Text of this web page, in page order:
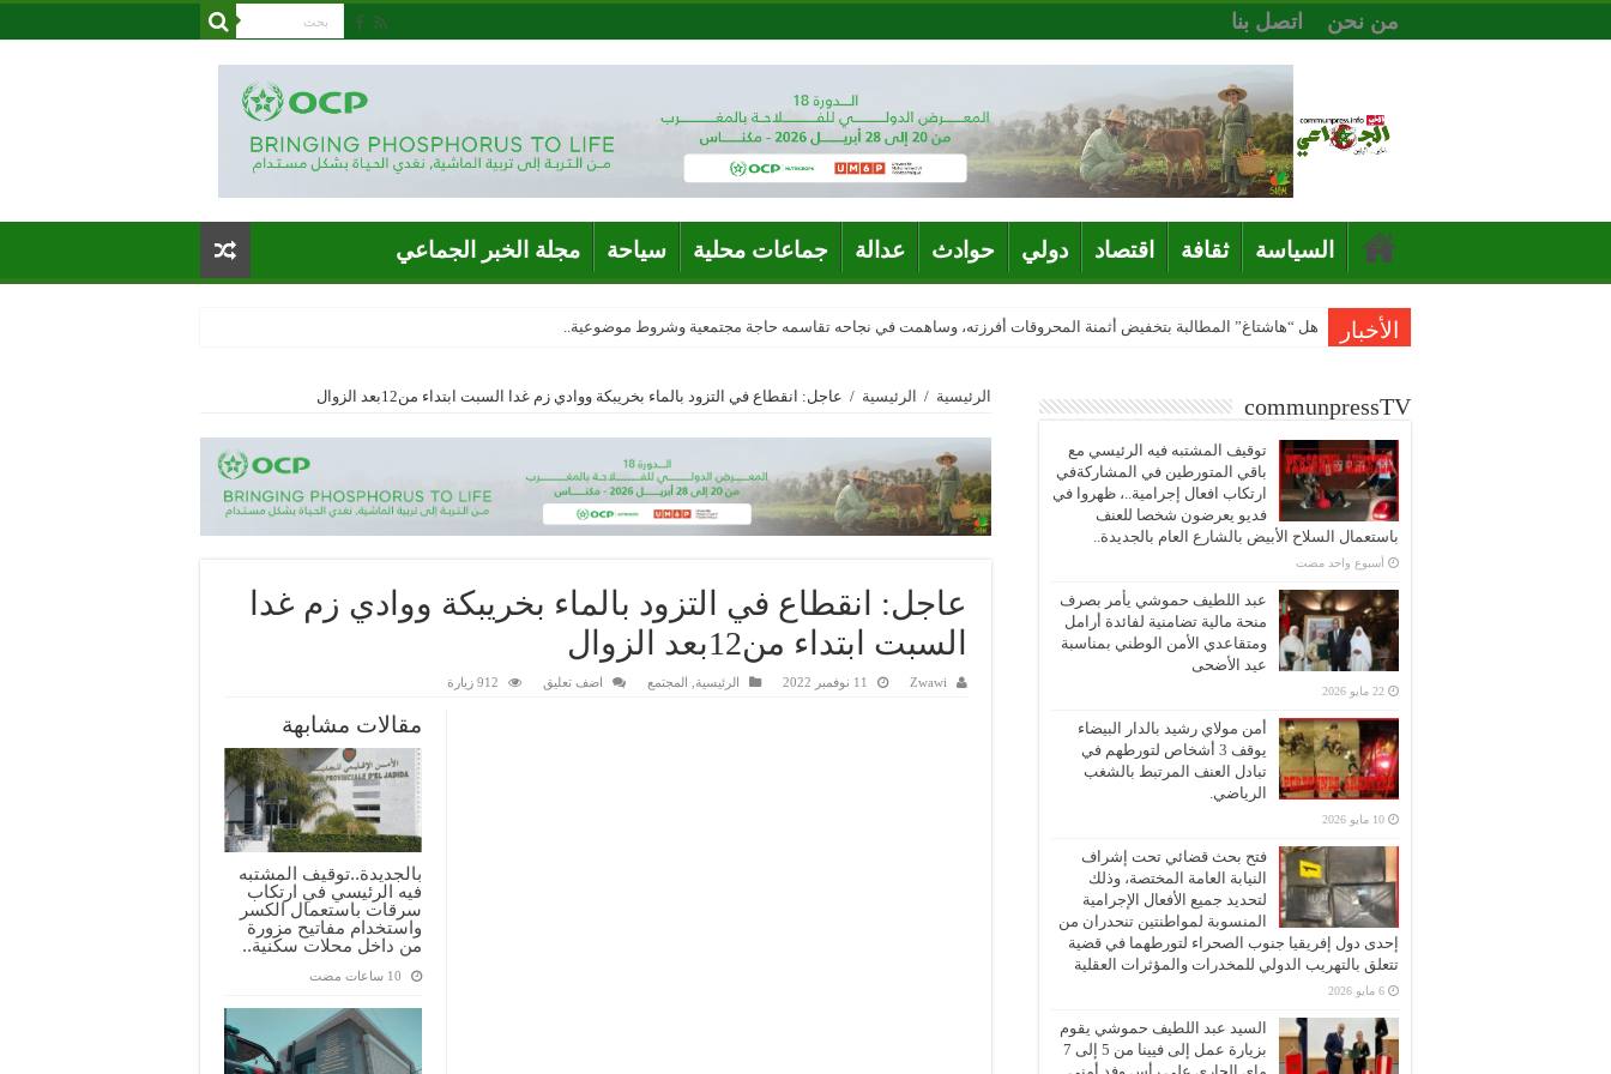
من نحن اتصل بنا
السياسة ثقافة اقتصاد دولي حوادث عدالة جماعات محلية سياحة مجلة الخبر الجماعي
الأخبار هل “هاشتاغ” المطالبة بتخفيض أثمنة المحروقات أفرزته، وساهمت في نجاحه تقاسمه حاجة مجتمعية وشروط موضوعية..
الرئيسية / الرئيسية / عاجل: انقطاع في التزود بالماء بخريبكة ووادي زم غدا السبت ابتداء من12بعد الزوال
عاجل: انقطاع في التزود بالماء بخريبكة ووادي زم غدا
السبت ابتداء من12بعد الزوال
Zwawi 11 نوفمبر 2022 الرئيسية المجتمع اضف تعليق 912 زيارة
مقالات مشابهة
بالجديدة..توقيف المشتبه
فيه الرئيسي في ارتكاب
سرقات باستعمال الكسر
واستخدام مفاتيح مزورة
من داخل محلات سكنية..
communpressTV
توقيف المشتبه فيه الرئيسي مع
باقي المتورطين في المشاركةفي
ارتكاب افعال إجرامية..، ظهروا في
فديو يعرضون شخصا للعنف
باستعمال السلاح الأبيض بالشارع العام بالجديدة..
‏أسبوع واحد مضت
عبد اللطيف حموشي يأمر بصرف
منحة مالية تضامنية لفائدة أرامل
ومتقاعدي الأمن الوطني بمناسبة
عيد الأضحى
22 مايو 2026
أمن مولاي رشيد بالدار البيضاء
يوقف 3 أشخاص لتورطهم في
تبادل العنف المرتبط بالشغب
الرياضي.
10 مايو 2026
فتح بحث قضائي تحت إشراف
النيابة العامة المختصة، وذلك
لتحديد جميع الأفعال الإجرامية
المنسوبة لمواطنتين تنحدران من
إحدى دول إفريقيا جنوب الصحراء لتورطهما في قضية
تتعلق بالتهريب الدولي للمخدرات والمؤثرات العقلية
6 مايو 2026
السيد عبد اللطيف حموشي يقوم
بزيارة عمل إلى فيينا من 5 إلى 7